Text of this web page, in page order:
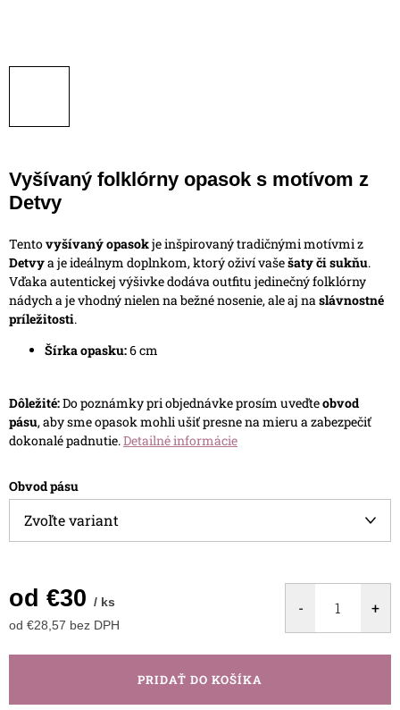
Vyšívaný folklórny opasok s motívom z
Detvy
Tentovyšívaný opasokje inšpirovaný tradičnými motívmi z
Detvya je ideálnym doplnkom, ktorý oživí vašešaty či sukňu.
Vďaka autentickej výšivke dodáva outfitu jedinečný folklórny
nádych a je vhodný nielen na bežné nosenie, ale aj na slávnostné
príležitosti.
Šírka opasku:6 cm
Dôležité:Do poznámky pri objednávke prosím uveďteobvod
pásu, aby sme opasok mohli ušiť presne na mieru a zabezpečiť
dokonalé padnutie.Detailné informácie
Obvod pásu
od €30 / ks
od €28,57 bez DPH
cena:
PRIDAŤ DO KOŠÍKA